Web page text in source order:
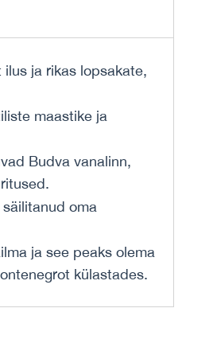
ja rikas lopsakate,
maastike ja
Budva vanalinn,
oma
ja see peaks olema
külastades.